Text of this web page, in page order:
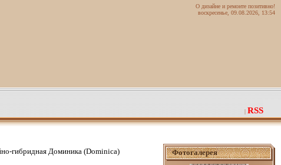
О дизайне и ремонте позитивно!
воскресенье, 09.08.2026, 13:54
| RSS
гибридная Доминика (Dominica) Фотогалерея